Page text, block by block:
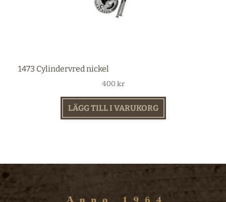
1473 Cylindervred nickel
400 kr
LÄGG TILL I VARUKORG